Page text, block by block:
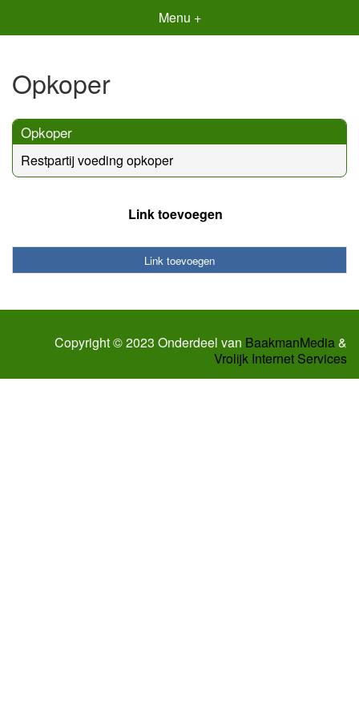
Menu +
Opkoper
Opkoper
Restpartij voeding opkoper
Link toevoegen
Link toevoegen
Copyright © 2023 Onderdeel van BaakmanMedia&
Vrolijk Internet Services